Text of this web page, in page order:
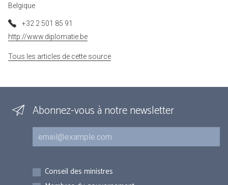
Belgique
+32 2 501 85 91
http://www.diplomatie.be
Tous les articles de cette source
Abonnez-vous à notre newsletter
Courriel
Inscriptions
Conseil des ministres